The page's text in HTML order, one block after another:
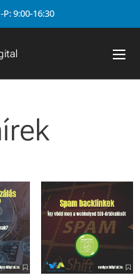
9:00-16:30